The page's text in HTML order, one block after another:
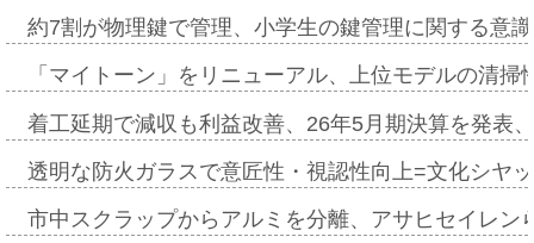
約7割が物理鍵で管理、小学生の鍵管理に関する意
「マイトーン」をリニューアル、上位モデルの清
着工延期で減収も利益改善、26年5月期決算を発表
透明な防火ガラスで意匠性・視認性向上=文化シヤ
市中スクラップからアルミを分離、アサヒセイレ